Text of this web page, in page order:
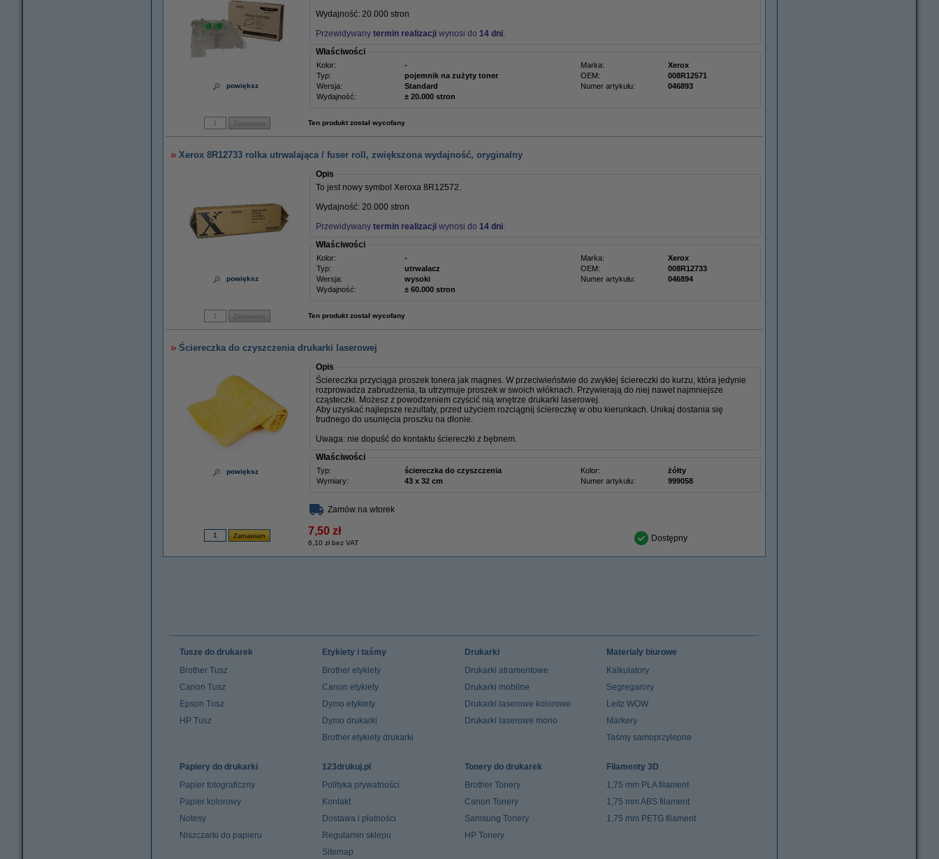
powiększ
Wydajność: 20.000 stron
Przewidywany termin realizacji wynosi do 14 dni.
Właściwości
Kolor: - Marka:
Xerox
Typ:
pojemnik na zużyty toner OEM:
008R12571
Wersja:
Standard Numer artykułu:
046893
Wydajność:
± 20.000 stron
Ten produkt został wycofany
Xerox 8R12733 rolka utrwalająca / fuser roll, zwiększona wydajność, oryginalny
powiększ
Opis
To jest nowy symbol Xeroxa 8R12572.
Wydajność: 20.000 stron
Przewidywany termin realizacji wynosi do 14 dni.
Właściwości
Kolor: - Marka:
Xerox
Typ:
utrwalacz OEM:
008R12733
Wersja:
wysoki Numer artykułu:
046894
Wydajność:
± 60.000 stron
Ten produkt został wycofany
Ściereczka do czyszczenia drukarki laserowej
powiększ
Opis
Ściereczka przyciąga proszek tonera jak magnes. W przeciwieństwie do zwykłej ściereczki do kurzu, która jedynie
rozprowadza zabrudzenia, ta utrzymuje proszek w swoich włóknach. Przywierają do niej nawet najmniejsze
cząsteczki. Możesz z powodzeniem czyścić nią wnętrze drukarki laserowej.
Aby uzyskać najlepsze rezultaty, przed użyciem rozciągnij ściereczkę w obu kierunkach. Unikaj dostania się
trudnego do usunięcia proszku na dłonie.
Uwaga: nie dopuść do kontaktu ściereczki z bębnem.
Właściwości
Typ: ściereczka do czyszczenia Kolor:
żółty
Wymiary:
43 x 32 cm Numer artykułu: 999058
Zamów na wtorek
7,50 zł
6,10 zł bez VAT Dostępny
Tusze do drukarek
Brother Tusz
Canon Tusz
Epson Tusz
HP Tusz
Etykiety i taśmy
Brother etykiety
Canon etykiety
Dymo etykiety
Dymo drukarki
Brother etykiety drukarki
Drukarki
Drukarki atramentowe
Drukarki mobilne
Drukarki laserowe kolorowe
Drukarki laserowe mono
Materiały biurowe
Kalkulatory
Segregarory
Leitz WOW
Markery
Taśmy samoprzylepne
Papiery do drukarki
Papier fotograficzny
Papier kolorowy
Notesy
Niszczarki do papieru
123drukuj.pl
Polityka prywatności
Kontakt
Dostawa i płatności
Regulamin sklepu
Sitemap
Tonery do drukarek
Brother Tonery
Canon Tonery
Samsung Tonery
HP Tonery
Filamenty 3D
1,75 mm PLA filament
1,75 mm ABS filament
1,75 mm PETG filament